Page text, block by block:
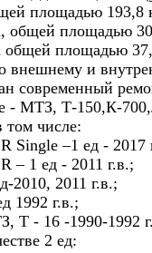
площадью 193,8
общей площадью
общей площадью
внешнему и
современный
- МТЗ, Т-150,К-
числе:
Single –1 ед - 2017
– 1 ед - 2011 г.в.;
2011 г.в.;
1992 г.в.;
Т - 16 -1990-1992
2 ед: